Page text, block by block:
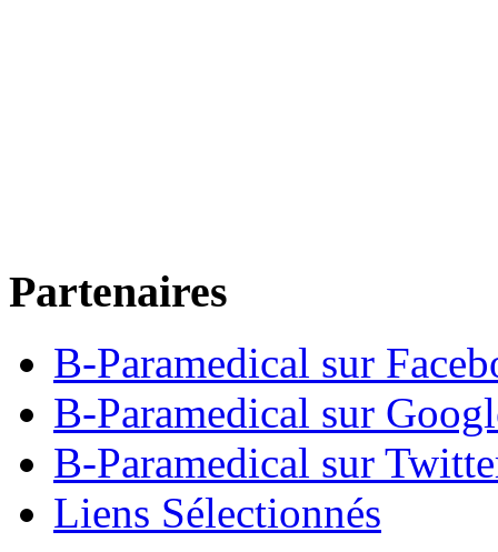
Partenaires
B-Paramedical sur
B-Paramedical sur
B-Paramedical sur
Liens Sélectionnés